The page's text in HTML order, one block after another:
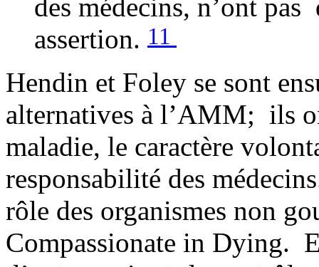
des médecins, n’ont
assertion. 11
Hendin et Foley se sont
alternatives à l’AMM; ils
maladie, le caractère
responsabilité des
rôle des organismes non
Compassionate in Dying.